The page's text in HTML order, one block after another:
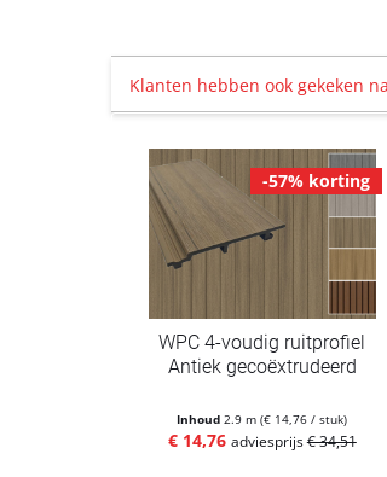
Klanten hebben ook gekeken
-57% korting
WPC 4-voudig ruitprofiel
Antiek gecoëxtrudeerd
Inhoud2.9 m(€ 14,76 / stuk)
€ 14,76 adviesprijs€ 34,51